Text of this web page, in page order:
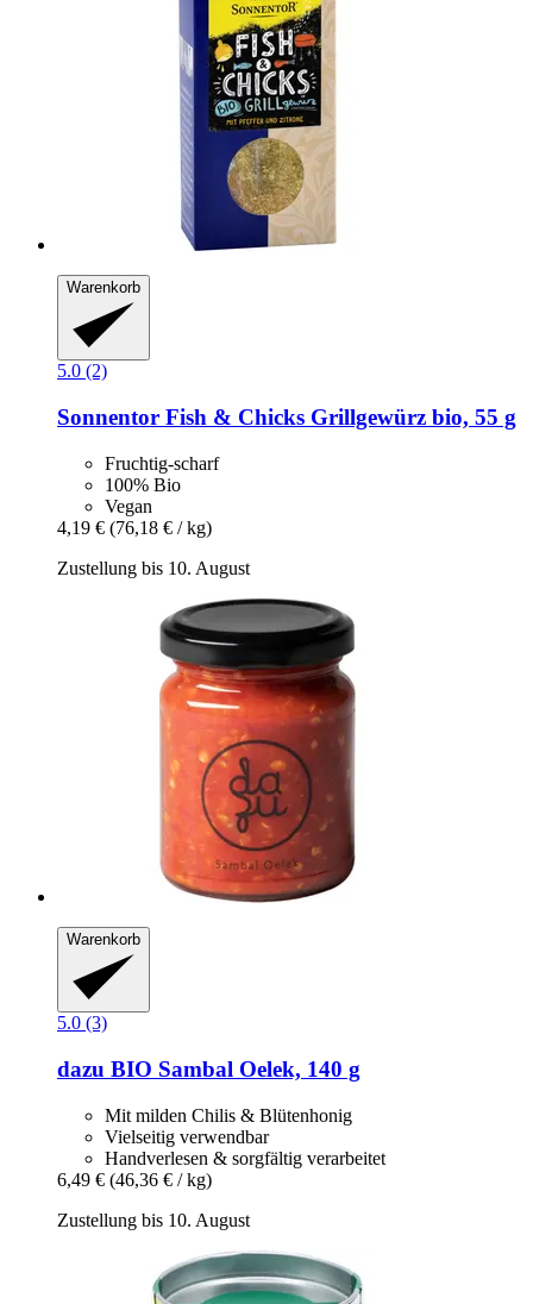
Warenkorb
5.0 (2)
Sonnentor Fish & Chicks Grillgewürz bio, 55 g
Fruchtig-scharf
100% Bio
Vegan
4,19 € (76,18 € / kg)
Zustellung bis 10. August
Warenkorb
5.0 (3)
dazu BIO Sambal Oelek, 140 g
Mit milden Chilis & Blütenhonig
Vielseitig verwendbar
Handverlesen & sorgfältig verarbeitet
6,49 € (46,36 € / kg)
Zustellung bis 10. August